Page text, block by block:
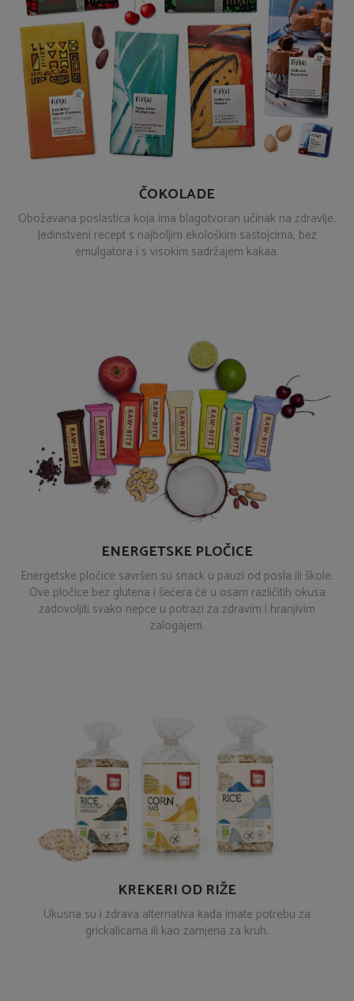
ČOKOLADE
Obožavana poslastica koja ima blagotvoran učinak na zdravlje.
Jedinstveni recept s najboljim ekološkim sastojcima, bez
emulgatora i s visokim sadržajem kakaa.
ENERGETSKE PLOČICE
Energetske pločice savršen su snack u pauzi od posla ili škole.
Ove pločice bez glutena i šećera će u osam različitih okusa
zadovoljiti svako nepce u potrazi za zdravim i hranjivim
zalogajem.
KREKERI OD RIŽE
Ukusna su i zdrava alternativa kada imate potrebu za
grickalicama ili kao zamjena za kruh.